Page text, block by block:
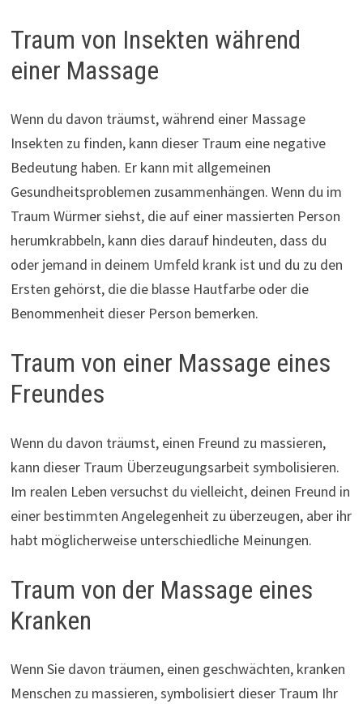
Traum von Insekten während
einer Massage
Wenn du davon träumst, während einer Massage
Insekten zu finden, kann dieser Traum eine negative
Bedeutung haben. Er kann mit allgemeinen
Gesundheitsproblemen zusammenhängen. Wenn du im
Traum Würmer siehst, die auf einer massierten Person
herumkrabbeln, kann dies darauf hindeuten, dass du
oder jemand in deinem Umfeld krank ist und du zu den
Ersten gehörst, die die blasse Hautfarbe oder die
Benommenheit dieser Person bemerken.
Traum von einer Massage eines
Freundes
Wenn du davon träumst, einen Freund zu massieren,
kann dieser Traum Überzeugungsarbeit symbolisieren.
Im realen Leben versuchst du vielleicht, deinen Freund in
einer bestimmten Angelegenheit zu überzeugen, aber ihr
habt möglicherweise unterschiedliche Meinungen.
Traum von der Massage eines
Kranken
Wenn Sie davon träumen, einen geschwächten, kranken
Menschen zu massieren, symbolisiert dieser Traum Ihr